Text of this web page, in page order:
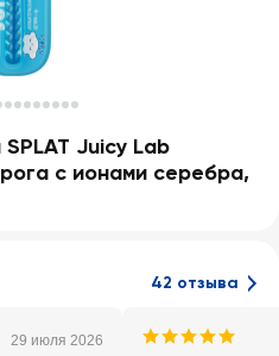
Juicy Lab
с ионами серебра,
42 отзыва
29 июля 2026